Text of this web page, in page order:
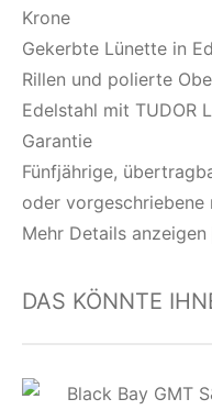
Krone
Gekerbte Lünette in
Rillen und polierte
Edelstahl mit TUDOR
Garantie
Fünfjährige,
oder vorgeschriebene
Mehr Details anzeigen
DAS KÖNNTE